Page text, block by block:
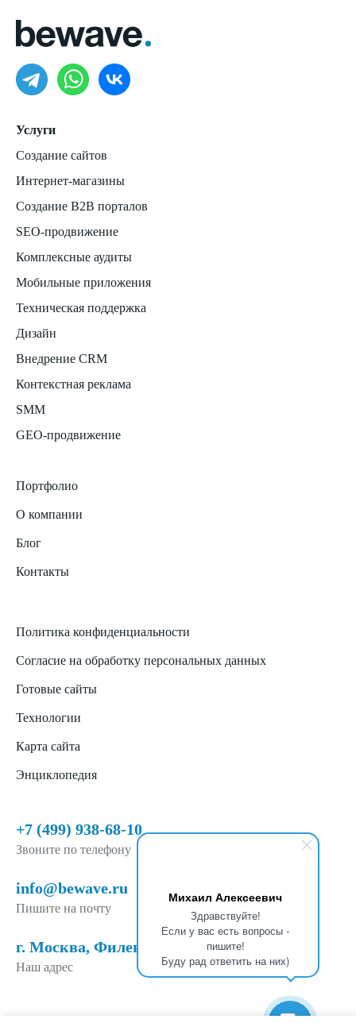
Михаил Алексеевич
Здравствуйте!
Если у вас есть вопросы -
пишите!
Буду рад ответить на них)
Услуги
Создание сайтов
Интернет-магазины
Создание B2B порталов
SEO-продвижение
Комплексные аудиты
Мобильные приложения
Техническая поддержка
Дизайн
Внедрение CRM
Контекстная реклама
SMM
GEO-продвижение
Портфолио
О компании
Блог
Контакты
Политика конфиденциальности
Согласие на обработку персональных данных
Готовые сайты
Технологии
Карта сайта
Энциклопедия
+7 (499) 938-68-10
Звоните по телефону
info@bewave.ru
Пишите на почту
г. Москва, Филевский б-р, д. 6, п. 1
Наш адрес